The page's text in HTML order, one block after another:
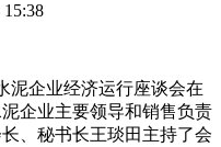
企业经济运行座谈会在
企业主要领导和销售负责
、秘书长王琰田主持了会